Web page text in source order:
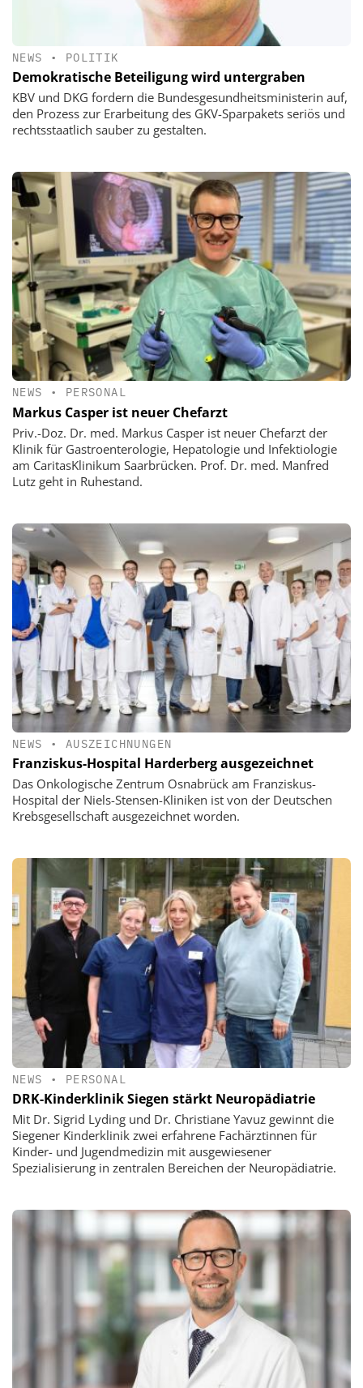
NEWS • POLITIK
Demokratische Beteiligung wird untergraben
KBV und DKG fordern die Bundesgesundheitsministerin auf,
den Prozess zur Erarbeitung des GKV-Sparpakets seriös und
rechtsstaatlich sauber zu gestalten.
NEWS • PERSONAL
Markus Casper ist neuer Chefarzt
Priv.-Doz. Dr. med. Markus Casper ist neuer Chefarzt der
Klinik für Gastroenterologie, Hepatologie und Infektiologie
am CaritasKlinikum Saarbrücken. Prof. Dr. med. Manfred
Lutz geht in Ruhestand.
NEWS • AUSZEICHNUNGEN
Franziskus-Hospital Harderberg ausgezeichnet
Das Onkologische Zentrum Osnabrück am Franziskus-
Hospital der Niels-Stensen-Kliniken ist von der Deutschen
Krebsgesellschaft ausgezeichnet worden.
NEWS • PERSONAL
DRK-Kinderklinik Siegen stärkt Neuropädiatrie
Mit Dr. Sigrid Lyding und Dr. Christiane Yavuz gewinnt die
Siegener Kinderklinik zwei erfahrene Fachärztinnen für
Kinder- und Jugendmedizin mit ausgewiesener
Spezialisierung in zentralen Bereichen der Neuropädiatrie.